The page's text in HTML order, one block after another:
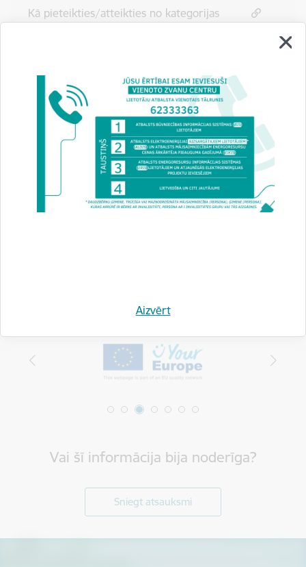
Aizvērt
Kā pieteikties/atteikties no kategorijas
Kā veikt bērna piesaisti/atsaisti kategorijai
"Daudzbērnu ģimene"?
Drukāt lapu
Vai šī informācija bija noderīga?
Sniegt atsauksmi